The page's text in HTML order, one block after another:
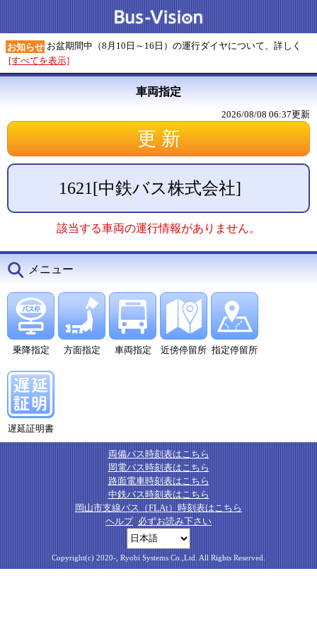
お知らせ お盆期間中（8月10日～16日）の運行ダイヤについて、詳しく
[すべてを表示]
車両指定
2026/08/08 06:37更新
1621[中鉄バス株式会社]
該当する車両の運行情報がありません。
メニュー
乗降指定 方面指定 車両指定 近傍停留所 指定停留所
遅延証明書
両備バス時刻表はこちら
岡電バス時刻表はこちら
路面電車時刻表はこちら
中鉄バス時刻表はこちら
岡山市支線バス（FLAt）時刻表はこちら
ヘルプ 必ずお読み下さい
Copyright(c) 2020-, Ryobi Systems Co.,Ltd. All Rights Reserved.